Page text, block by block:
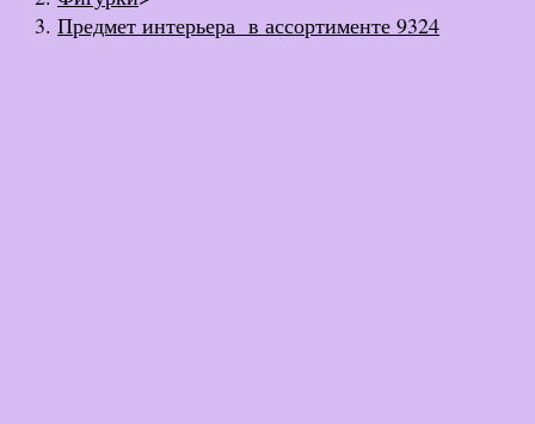
Предмет интерьера в ассортименте 9324